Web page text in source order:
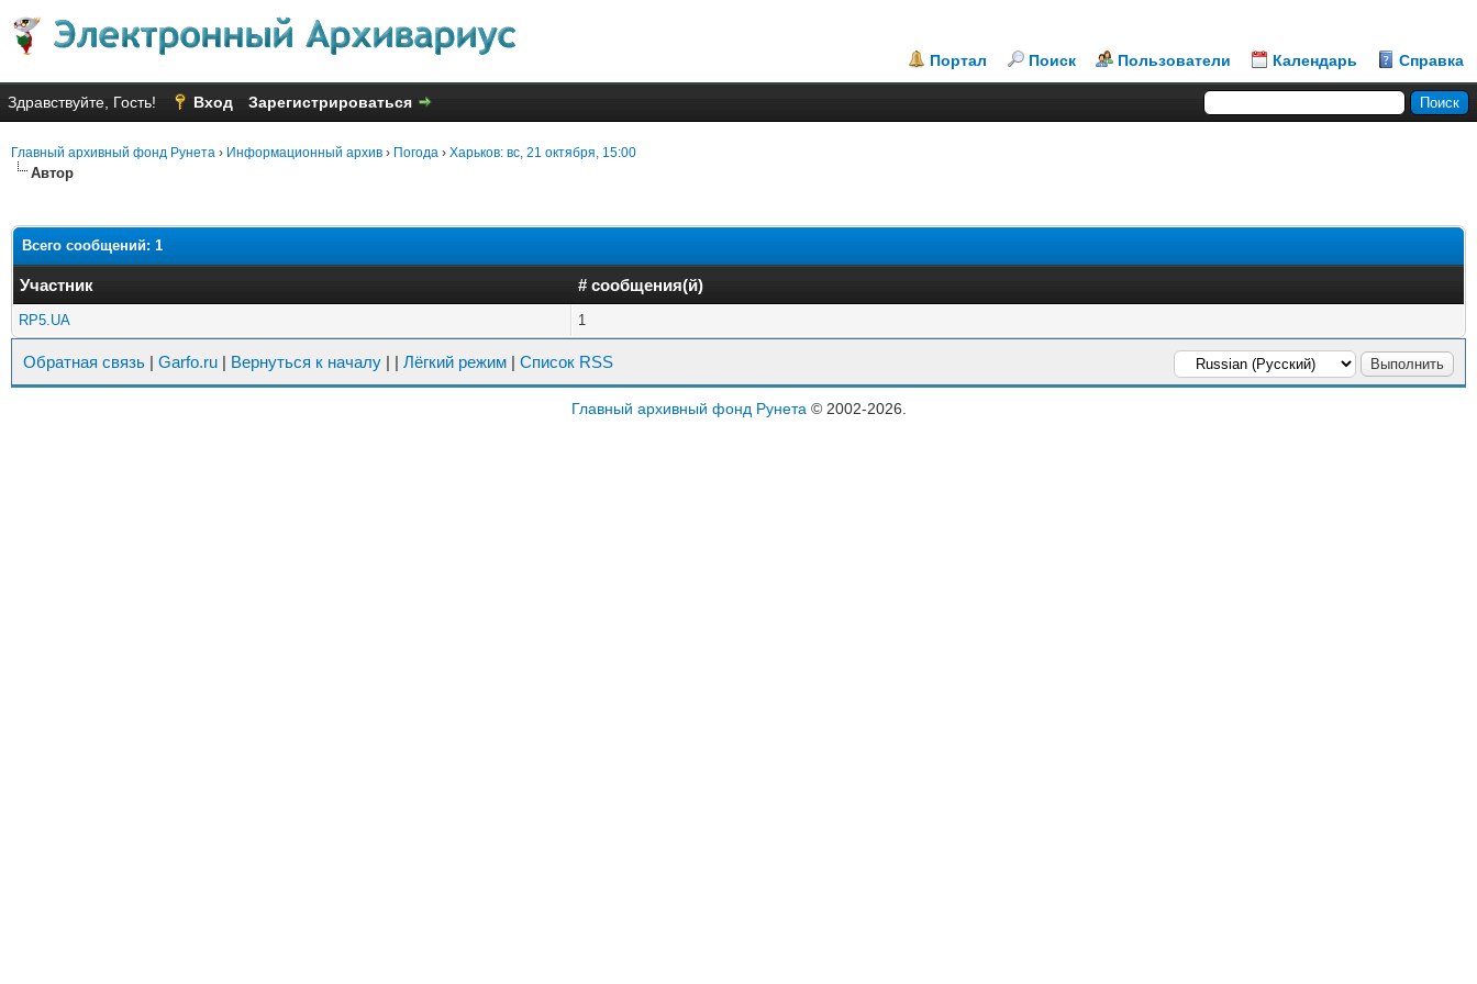
Портал Поиск Пользователи Календарь Справка
Здравствуйте, Гость! Вход Зарегистрироваться
Главный архивный фонд Рунета › Информационный архив › Погода › Харьков: вс, 21 октября, 15:00
Автор
Всего сообщений: 1
Участник # сообщения(й)
RP5.UA 1
Обратная связь | Garfo.ru | Вернуться к началу | | Лёгкий режим | Список RSS
Главный архивный фонд Рунета © 2002-2026.